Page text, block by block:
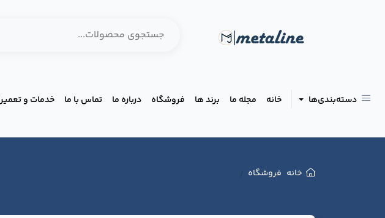
دسته‌بندی‌ها خانه مجله ما برند ها فروشگاه درباره ما تماس با ما خدمات و
خانه فروشگاه